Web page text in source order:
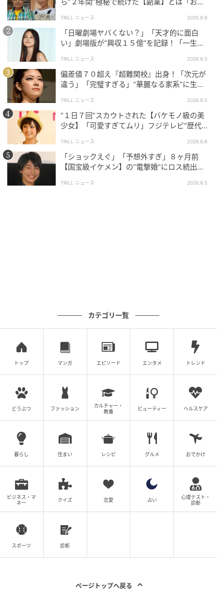
映画『となりのとらんす少女ちゃん』は、11月7日よ
り全国順次公開。
監督、中川、原作者のコメント全文は以下の通り。
＜コメント全文＞
■東海林毅監督
僕は青春映画が少し苦手です。なぜならそこに自分の
姿がほとんど見当たらないからです。思春期、性的マ
イノリティの子供たちは部活や恋愛といった「普通の
青春」を送る前にまず自分自身と向き合うことを迫ら
てくださった中川未悠さんに感謝申し上げます。コメ
■中川未悠（主演・ユウカ役）
皆さんは過去に戻りたいと思ったことはありますか？
私は何度も思ったことがあります。あの時、早く行動
に移しておければ。とか、あの時、もっと勉強してい
たら。とか…タラレバを言ってしまったり。でも、きっ
すよね。過去があるから今の私がいる。
この作品は悩みや葛藤を抱えながらも前に進もうとす
る主人公の姿に、私自身もたくさん勇気をもらいまし
た。観てくださる皆様の未来に光が入り込むような作
品です。笑いあり、涙ありな映画となとらをぜひ、応
■とら少（原作）
る人が好きです。いろんな納得できないことや飛び越
TRILL ニュース 2026.8.6
「日曜劇場ヤバくない？」「天才的に面白
い」劇場版が“興収１５億”を記録！「一生言
TRILL ニュース 2026.8.5
偏差値７０超え『超難関校』出身！「次元が
違う」「完璧すぎる」“華麗なる家系”に生ま
TRILL ニュース 2026.8.5
“１日７回”スカウトされた【バケモノ級の美
少女】「可愛すぎてムリ」フジテレビ“歴代N
TRILL ニュース 2026.8.6
「ショックえぐ」「予想外すぎ」８ヶ月前
【国宝級イケメン】の“電撃婚”にロス続出！
TRILL ニュース 2026.8.5
カテゴリ一覧
トップ マンガ エピソード エンタメ トレンド
どうぶつ ファッション
カルチャー・
教養
ビューティー ヘルスケア
暮らし 住まい レシピ グルメ おでかけ
ビジネス・マ
ネー
クイズ 恋愛 占い
心理テスト・
診断
スポーツ 診断
ページトップへ戻る